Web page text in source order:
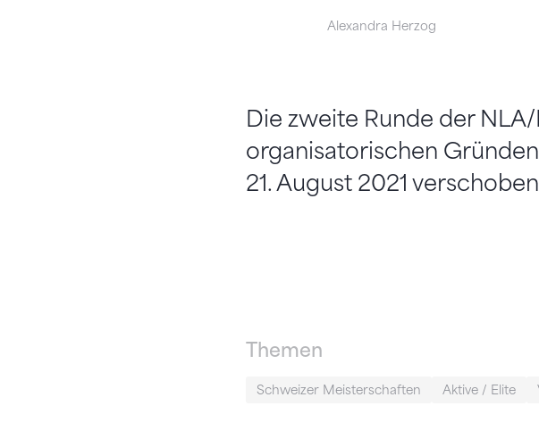
Alexandra Herzog
Die zweite Runde der
organisatorischen
21. August 2021
Themen
Schweizer Meisterschaften Aktive / Elite